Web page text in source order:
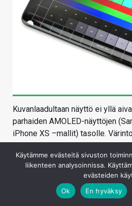
Kuvanlaadultaan näyttö ei yllä
parhaiden AMOLED-näyttöjen
iPhone XS –mallit) tasolle.
mutta sen tarkkuus ei
parhaiden tasolle. Etenkin
saa tarvittaessa erittäin
tyypillisesti musta on mustaa.
reunuksista lähinnä ympäröivän
Käytämme evästeitä sivuston
liikenteen analysoinnissa.
evästeiden
Ok
En hyväksy